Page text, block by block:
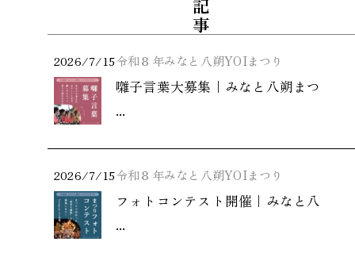
2026/7/15令和８年みなと八朔YOIまつり
囃子言葉大募集｜みなと八朔まつ
...
2026/7/15令和８年みなと八朔YOIまつり
フォトコンテスト開催｜みなと八
...